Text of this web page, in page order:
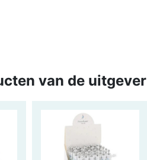
van de uitgever